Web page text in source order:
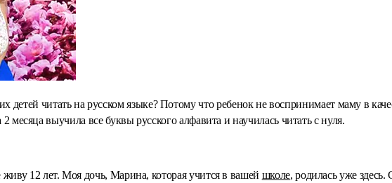
читать на русском языке? Потому что ребенок не воспринимает маму в
выучила все буквы русского алфавита и научилась читать с нуля.
12 лет. Моя дочь, Марина, которая учится в вашей школе, родилась уже здесь.